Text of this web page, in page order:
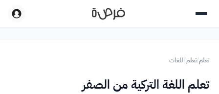
تعلم/تعلم اللغات
تعلم اللغة التركية من الصفر